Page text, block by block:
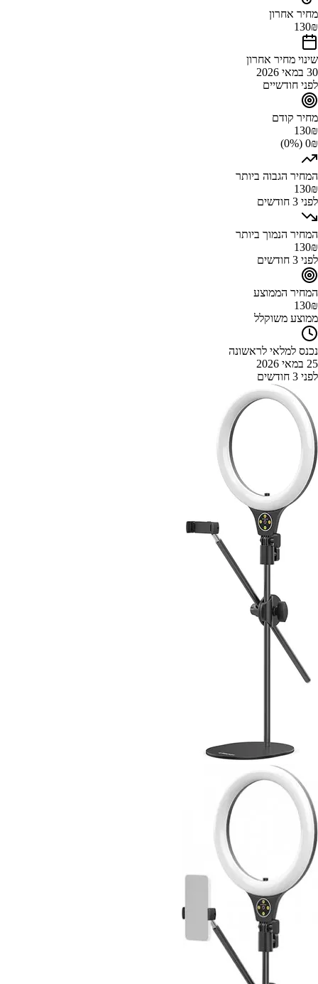
מחיר אחרון
130₪
שינוי מחיר אחרון
30 במאי 2026
לפני חודשיים
מחיר קודם
130₪
0₪ (0%)
המחיר הגבוה ביותר
130₪
לפני 3 חודשים
המחיר הנמוך ביותר
130₪
לפני 3 חודשים
המחיר הממוצע
130₪
ממוצע משוקלל
נכנס למלאי לראשונה
25 במאי 2026
לפני 3 חודשים